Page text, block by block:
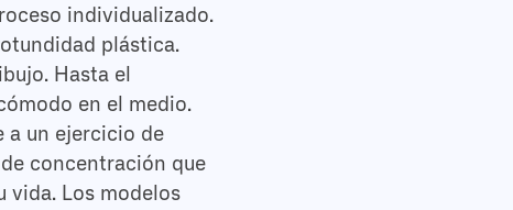
individualizado.
plástica.
Hasta el
en el medio.
a un ejercicio de
concentración que
vida. Los modelos